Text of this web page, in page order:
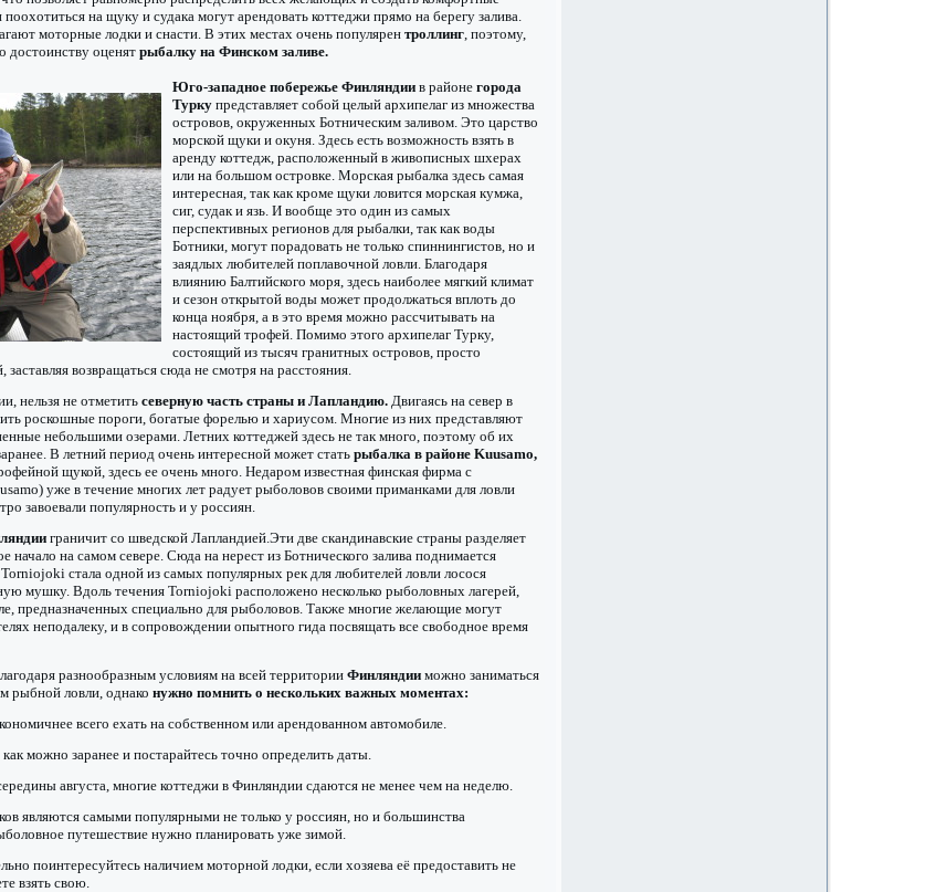
на щуку и судака могут арендовать коттеджи прямо на берегу залива.
моторные лодки и снасти. В этих местах очень популярентроллинг , поэтому,
достоинству оценят рыбалку на Финском заливе.
Юго-западное побережье Финляндии в районе города
Турку представляет собой целый архипелаг из множества
островов, окруженных Ботническим заливом. Это царство
морской щуки и окуня. Здесь есть возможность взять в
аренду коттедж, расположенный в живописных шхерах
или на большом островке. Морская рыбалка здесь самая
интересная, так как кроме щуки ловится морская кумжа,
сиг, судак и язь. И вообще это один из самых
перспективных регионов для рыбалки, так как воды
Ботники, могут порадовать не только спиннингистов, но и
заядлых любителей поплавочной ловли. Благодаря
влиянию Балтийского моря, здесь наиболее мягкий климат
и сезон открытой воды может продолжаться вплоть до
конца ноября, а в это время можно рассчитывать на
настоящий трофей. Помимо этого архипелаг Турку,
состоящий из тысяч гранитных островов, просто
заставляя возвращаться сюда не смотря на расстояния.
нельзя не отметитьсеверную часть страны и Лапландию. Двигаясь на север в
роскошные пороги, богатые форелью и хариусом. Многие из них представляют
небольшими озерами. Летних коттеджей здесь не так много, поэтому об их
В летний период очень интересной может стать рыбалка в районе Kuusamo,
щукой, здесь ее очень много. Недаром известная финская фирма с
уже в течение многих лет радует рыболовов своими приманками для ловли
завоевали популярность и у россиян.
граничит со шведской Лапландией.Эти две скандинавские страны разделяет
начало на самом севере. Сюда на нерест из Ботнического залива поднимается
стала одной из самых популярных рек для любителей ловли лосося
мушку. Вдоль течения Torniojoki расположено несколько рыболовных лагерей,
предназначенных специально для рыболовов. Также многие желающие могут
неподалеку, и в сопровождении опытного гида посвящать все свободное время
разнообразным условиям на всей территорииФинляндии можно заниматься
рыбной ловли, однако нужно помнить о нескольких важных моментах:
всего ехать на собственном или арендованном автомобиле.
можно заранее и постарайтесь точно определить даты.
августа, многие коттеджи в Финляндии сдаются не менее чем на неделю.
являются самыми популярными не только у россиян, но и большинства
путешествие нужно планировать уже зимой.
поинтересуйтесь наличием моторной лодки, если хозяева её предоставить не
взять свою.